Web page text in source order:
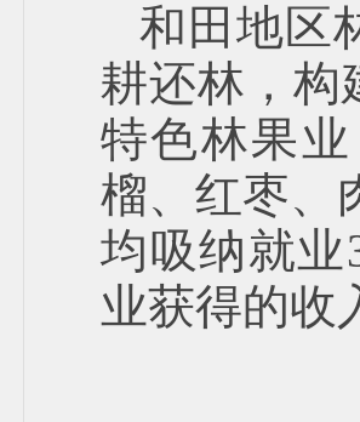
和田地区
耕还林，构
特色林果
榴、红枣、
均吸纳就业
业获得的收